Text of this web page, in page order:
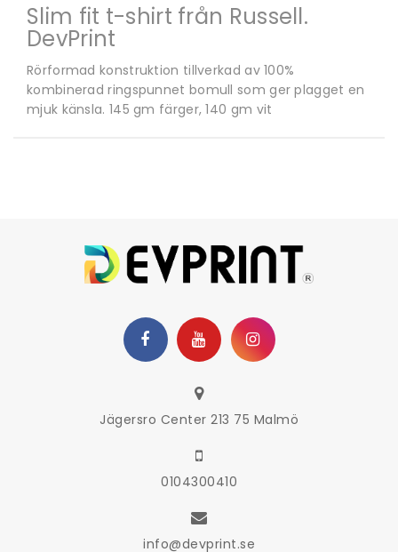
Slim fit t-shirt från Russell.
DevPrint
Rörformad konstruktion tillverkad av 100%
kombinerad ringspunnet bomull som ger plagget en
mjuk känsla. 145 gm färger, 140 gm vit
Jägersro Center 213 75 Malmö
0104300410
info@devprint.se